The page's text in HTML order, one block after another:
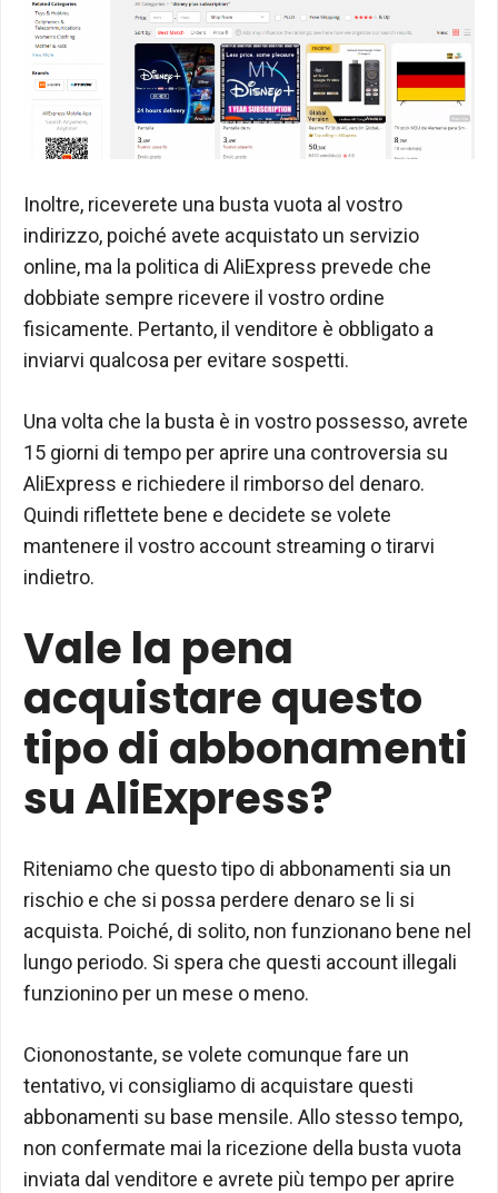
Inoltre, riceverete una busta vuota al vostro
indirizzo, poiché avete acquistato un servizio
online, ma la politica di AliExpress prevede che
dobbiate sempre ricevere il vostro ordine
fisicamente. Pertanto, il venditore è obbligato a
inviarvi qualcosa per evitare sospetti.
Una volta che la busta è in vostro possesso, avrete
15 giorni di tempo per aprire una controversia su
AliExpress e richiedere il rimborso del denaro.
Quindi riflettete bene e decidete se volete
mantenere il vostro account streaming o tirarvi
indietro.
Vale la pena
acquistare questo
tipo di abbonamenti
su AliExpress?
Riteniamo che questo tipo di abbonamenti sia un
rischio e che si possa perdere denaro se li si
acquista. Poiché, di solito, non funzionano bene nel
lungo periodo. Si spera che questi account illegali
funzionino per un mese o meno.
Ciononostante, se volete comunque fare un
tentativo, vi consigliamo di acquistare questi
abbonamenti su base mensile. Allo stesso tempo,
non confermate mai la ricezione della busta vuota
inviata dal venditore e avrete più tempo per aprire